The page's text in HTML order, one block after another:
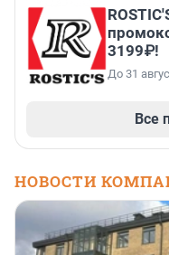
3199₽!
До 31
Все
НОВОСТИ